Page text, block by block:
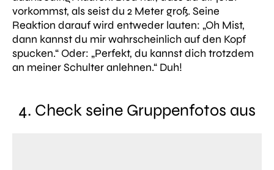
vorkommst, als seist du 2 Meter groß. Seine
Reaktion darauf wird entweder lauten: „Oh Mist,
dann kannst du mir wahrscheinlich auf den Kopf
spucken.“ Oder: „Perfekt, du kannst dich trotzdem
an meiner Schulter anlehnen.“ Duh!
4. Check seine Gruppenfotos aus